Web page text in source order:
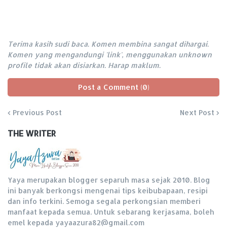
Terima kasih sudi baca. Komen membina sangat dihargai.
Komen yang mengandungi 'link', menggunakan unknown
profile tidak akan disiarkan. Harap maklum.
Post a Comment (0)
Previous Post Next Post
THE WRITER
Yaya merupakan blogger separuh masa sejak 2010. Blog
ini banyak berkongsi mengenai tips keibubapaan, resipi
dan info terkini. Semoga segala perkongsian memberi
manfaat kepada semua. Untuk sebarang kerjasama, boleh
emel kepada yayaazura82@gmail.com